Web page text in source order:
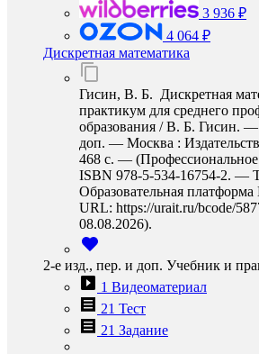
3 936 ₽
4 064 ₽
Дискретная математика
Гисин, В. Б. Дискретная
практикум для среднего
образования / В. Б. Гисин. —
доп. — Москва :
468 с. —
ISBN 978-5-534-16754-2. —
Образовательная
URL: https://urait.ru/bcode/
08.08.2026).
2-е изд., пер. и доп. Учебник и
1 Видеоматериал
21 Тест
21 Задание